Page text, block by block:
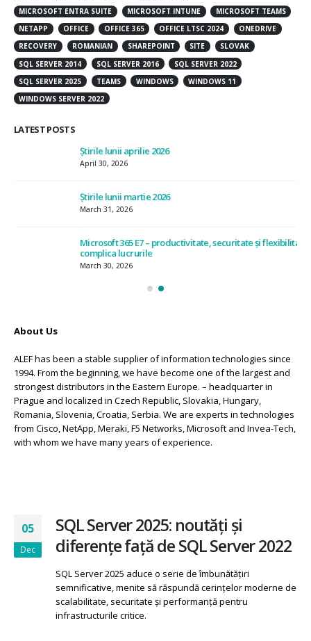
05
Dec
SQL Server 2025: noutăți și
diferențe față de SQL Server 2022
SQL Server 2025 aduce o serie de îmbunătățiri
semnificative, menite să răspundă cerințelor moderne de
scalabilitate, securitate și performanță pentru
MICROSOFT ENTRA SUITE
MICROSOFT INTUNE
MICROSOFT TEAMS
NETAPP
OFFICE OFFICE 365 OFFICE LTSC 2024
ONEDRIVE
RECOVERY
ROMANIAN SHAREPOINT SITE
SLOVAK
SQL SERVER 2014
SQL SERVER 2016
SQL SERVER 2022
SQL SERVER 2025
TEAMS WINDOWS
WINDOWS 11
WINDOWS SERVER 2022
LATEST POSTS
Știrile lunii aprilie 2026
Știrile lunii martie 2026
Microsoft 365 E7 – productivitate, securitate și flexibilitate, fără a
complica lucrurile
ALEF has been a stable supplier of information technologies since
1994. From the beginning, we have become one of the largest and
strongest distributors in the Eastern Europe. – headquarter in
Prague and localized in Czech Republic, Slovakia, Hungary,
Romania, Slovenia, Croatia, Serbia. We are experts in technologies
from Cisco, NetApp, Meraki, F5 Networks, Microsoft and Invea-Tech,
with whom we have many years of experience.